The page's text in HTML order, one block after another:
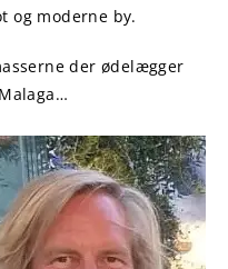
og moderne by.
der ødelægger